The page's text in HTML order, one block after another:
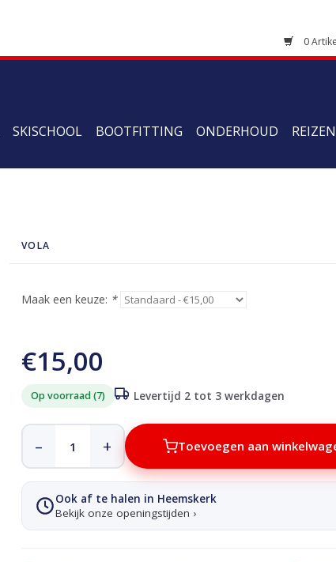
0
SKISCHOOL BOOTFITTING ONDERHOUD REIZEN
VOLA
Maak een keuze: *
€15,00
Op voorraad (7) Levertijd 2 tot 3 werkdagen
– + Toevoegen aan
Ook af te halen in Heemskerk
Bekijk onze openingstijden ›